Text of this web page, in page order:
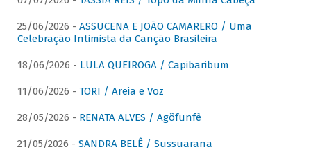
25/06/2026 - ASSUCENA E JOÃO CAMARERO / Uma
Celebração Intimista da Canção Brasileira
18/06/2026 - LULA QUEIROGA / Capibaribum
11/06/2026 - TORI / Areia e Voz
28/05/2026 - RENATA ALVES / Agôfunfè
21/05/2026 - SANDRA BELÊ / Sussuarana